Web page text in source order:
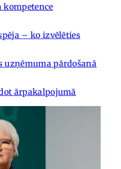
– ko izvēlēties
pārdošanā
ārpakalpojumā